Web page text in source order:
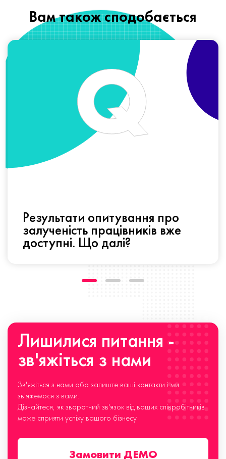
Вам також сподобається
Результати опитування про
залученість працівників вже
доступні. Що далі?
Лишилися питання -
зв'яжіться з нами
Зв'яжіться з нами або залиште ваші контакти і ми
зв'яжемося з вами.
Дізнайтеся, як зворотний зв'язок від ваших співробітників
може сприяти успіху вашого бізнесу
Замовити ДЕМО